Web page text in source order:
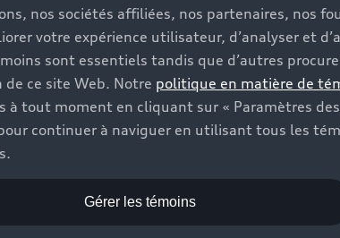
nos sociétés affiliées, nos partenaires, nos
votre expérience utilisateur, d’analyser et
sont essentiels tandis que d’autres
de ce site Web. Notre politique en matière de
à tout moment en cliquant sur « Paramètres
continuer à naviguer en utilisant tous les
Gérer les témoins